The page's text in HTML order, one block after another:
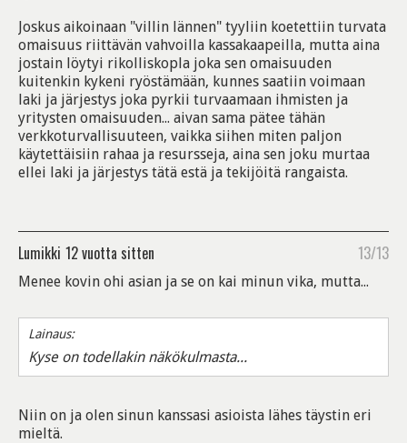
Joskus aikoinaan "villin lännen" tyyliin koetettiin turvata
omaisuus riittävän vahvoilla kassakaapeilla, mutta aina
jostain löytyi rikolliskopla joka sen omaisuuden
kuitenkin kykeni ryöstämään, kunnes saatiin voimaan
laki ja järjestys joka pyrkii turvaamaan ihmisten ja
yritysten omaisuuden... aivan sama pätee tähän
verkkoturvallisuuteen, vaikka siihen miten paljon
käytettäisiin rahaa ja resursseja, aina sen joku murtaa
ellei laki ja järjestys tätä estä ja tekijöitä rangaista.
Lumikki 12 vuotta sitten 13/13
Menee kovin ohi asian ja se on kai minun vika, mutta...
Lainaus:
Kyse on todellakin näkökulmasta...
Niin on ja olen sinun kanssasi asioista lähes täystin eri
mieltä.